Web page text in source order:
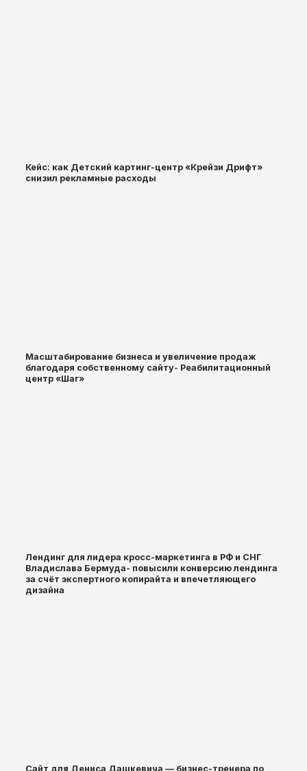
Кейс: как Детский картинг-центр «Крейзи Дрифт»
снизил рекламные расходы
Масштабирование бизнеса и увеличение продаж
благодаря собственному сайту- Реабилитационный
центр «Шаг»
Лендинг для лидера кросс-маркетинга в РФ и СНГ
Владислава Бермуда- повысили конверсию лендинга
за счёт экспертного копирайта и впечетляющего
дизайна
Сайт для Дениса Дашкевича — бизнес-тренера по